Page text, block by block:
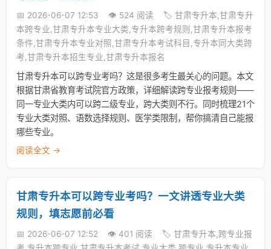
📅 2026-06-07 12:53 👁️ 524 阅读
🏷️ 甘肃专升本,甘肃专升
本跨专业,甘肃专升本专业大类,专升本跨考规则,甘肃专升本报考
条件,甘肃专升本专业对照,甘肃专升本考试科目,专升本同大类跨
考,甘肃专升本招生专业,甘肃专升本报名
甘肃专升本可以跨专业考吗？这是很多考生最关心的问题。本文
根据甘肃省教育考试院官方政策，详细解读跨专业报考规则——
同一专业大类内可以跨二级专业，跨大类则不行。同时梳理21个
专业大类对照、语数选择规则、医学类限制，帮你搞清自己能报
哪些专业。
阅读全文 →
甘肃专升本可以跨专业考吗？一文讲透专业大类
规则，填志愿前必看
📅 2026-06-07 12:52 👁️ 401 阅读
🏷️ 甘肃专升本,跨专业报